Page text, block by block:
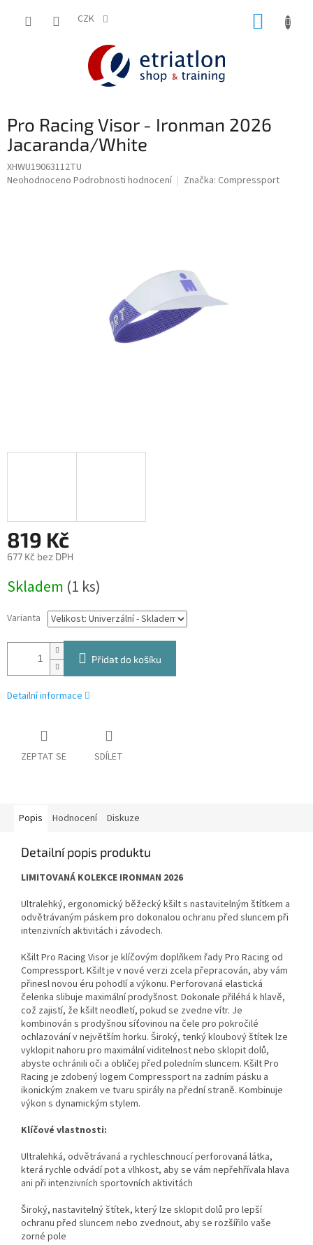
CZK
Pro Racing Visor - Ironman 2026
Jacaranda/White
XHWU19063112TU
Průměrné
Neohodnoceno Podrobnosti hodnocení Značka: Compressport
819 Kč
677 Kč bez DPH
cena:
Skladem (1 ks)
Varianta
Přidat do košíku
Detailní informace
ZEPTAT SE SDÍLET
Popis Hodnocení Diskuze
Detailní popis produktu
LIMITOVANÁ KOLEKCE IRONMAN 2026
Ultralehký, ergonomický běžecký kšilt s nastavitelným štítkem a
odvětrávaným páskem pro dokonalou ochranu před sluncem při
intenzivních aktivitách i závodech.
Kšilt Pro Racing Visor je klíčovým doplňkem řady Pro Racing od
Compressport. Kšilt je v nové verzi zcela přepracován, aby vám
přinesl novou éru pohodlí a výkonu. Perforovaná elastická
čelenka slibuje maximální prodyšnost. Dokonale přiléhá k hlavě,
což zajistí, že kšilt neodletí, pokud se zvedne vítr. Je
kombinován s prodyšnou síťovinou na čele pro pokročilé
ochlazování v největším horku. Široký, tenký kloubový štítek lze
vyklopit nahoru pro maximální viditelnost nebo sklopit dolů,
abyste ochránili oči a obličej před poledním sluncem. Kšilt Pro
Racing je zdobený logem Compressport na zadním pásku a
ikonickým znakem ve tvaru spirály na přední straně. Kombinuje
výkon s dynamickým stylem.
Klíčové vlastnosti:
Ultralehká, odvětrávaná a rychleschnoucí perforovaná látka,
která rychle odvádí pot a vlhkost, aby se vám nepřehřívala hlava
ani při intenzivních sportovních aktivitách
Široký, nastavitelný štítek, který lze sklopit dolů pro lepší
ochranu před sluncem nebo zvednout, aby se rozšířilo vaše
zorné pole
shop.etriatlon.cz - Chat